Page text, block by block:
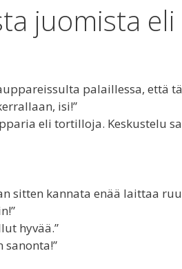
juomista
palaillessa, että
isi!”
eli tortilloja. Keskustelu
sitten kannata enää laittaa
hyvää.”
sanonta!”